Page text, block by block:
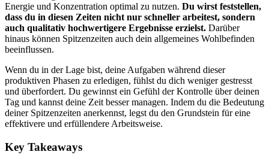
Energie und Konzentration optimal zu nutzen. Du wirst feststellen,
dass du in diesen Zeiten nicht nur schneller arbeitest, sondern
auch qualitativ hochwertigere Ergebnisse erzielst. Darüber
hinaus können Spitzenzeiten auch dein allgemeines Wohlbefinden
beeinflussen.
Wenn du in der Lage bist, deine Aufgaben während dieser
produktiven Phasen zu erledigen, fühlst du dich weniger gestresst
und überfordert. Du gewinnst ein Gefühl der Kontrolle über deinen
Tag und kannst deine Zeit besser managen. Indem du die Bedeutung
deiner Spitzenzeiten anerkennst, legst du den Grundstein für eine
effektivere und erfüllendere Arbeitsweise.
Key Takeaways